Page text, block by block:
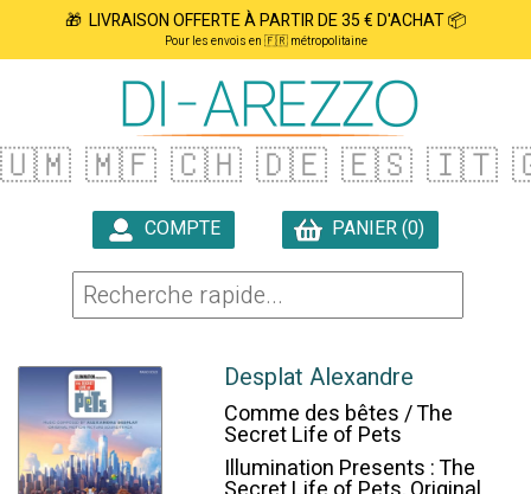
🎁 LIVRAISON OFFERTE À PARTIR DE 35 € D'ACHAT 📦
Pour les envois en 🇫🇷 métropolitaine
🇺🇲 🇲🇫 🇨🇭 🇩🇪 🇪🇸 🇮🇹
COMPTE
PANIER (0)
Desplat Alexandre
Comme des bêtes / The
Secret Life of Pets
Illumination Presents : The